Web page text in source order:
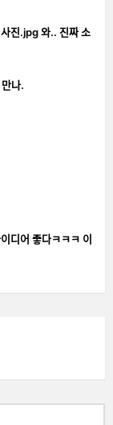
사진.jpg 와.. 진짜 소
좋다ㅋㅋㅋ 이